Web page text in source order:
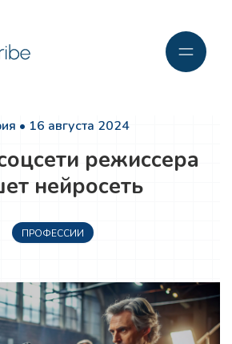
• 16 августа 2024
режиссера
нейросеть
ПРОФЕССИИ